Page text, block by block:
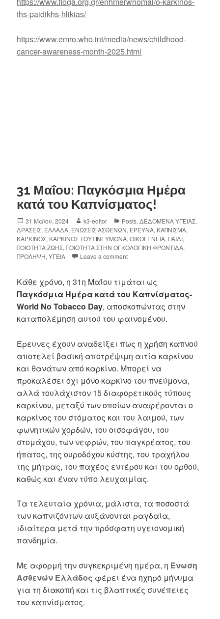
ths-paidikhs-hlikias/
https://www.emro.who.int/media/news/childhood-
cancer-awareness-month-2025.html
31 Μαΐου: Παγκόσμια Ημέρα
κατά του Καπνίσματος!
31 Μαΐου, 2024 k3-editor Posts,ΔΕΔΟΜΕΝΑ ΥΓΕΙΑΣ,
ΔΡΑΣΕΙΣ, ΕΛΛΑΔΑ, ΕΝΩΣΕΙΣ ΑΣΘΕΝΩΝ, ΕΡΕΥΝΑ, ΚΑΠΝΙΣΜΑ,
ΚΑΡΚΙΝΟΣ, ΚΑΡΚΙΝΟΣ ΤΟΥ ΠΝΕΥΜΟΝΑ,ΟΙΚΟΓΕΝΕΙΑ,ΠΑΙΔΙ,
ΠΟΙΟΤΗΤΑ ΖΩΗΣ,ΠΟΙΟΤΗΤΑ ΣΤΗΝ ΟΓΚΟΛΟΓΙΚΗ ΦΡΟΝΤΙΔΑ,
ΠΡΟΛΗΨΗ,ΥΓΕΙΑ Leave a comment
Κάθε χρόνο, η 31η Μαΐου τιμάται ως
Παγκόσμια Ημέρα κατά του Καπνίσματος-
World No Tobacco Day, αποσκοπώντας στην
καταπολέμηση αυτού του φαινομένου.
Έρευνες έχουν αναδείξει πως η χρήση καπνού
αποτελεί βασική αποτρέψιμη αιτία καρκίνου
και θανάτων από καρκίνο. Μπορεί να
προκαλέσει όχι μόνο καρκίνο του πνεύμονα,
αλλά τουλάχιστον 15 διαφορετικούς τύπους
καρκίνου, μεταξύ των οποίων αναφέρονται ο
καρκίνος του στόματος και του λαιμού, των
φωνητικών χορδών, του οισοφάγου, του
στομάχου, των νεφρών, του παγκρέατος, του
ήπατος, της ουροδόχου κύστης, του τραχήλου
της μήτρας, του παχέος εντέρου και του ορθού,
καθώς και έναν τύπο λευχαιμίας.
Τα τελευταία χρόνια, μάλιστα, τα ποσοστά
των καπνιζόντων αυξάνονται ραγδαία,
ιδιαίτερα μετά την πρόσφατη υγειονομική
πανδημία.
Με αφορμή την συγκεκριμένη ημέρα, η Ένωση
Ασθενών Ελλάδος φέρει ένα ηχηρό μήνυμα
για τη διακοπή και τις βλαπτικές συνέπειες
του καπνίσματος.